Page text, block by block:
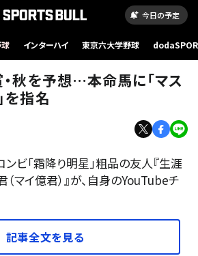
今日の予定
インターハイ 東京六大学野球
秋を予想…本命馬に「マス
を指名
ビ「霜降り明星」粗品の友人『生涯
マイ億君）』が、自身のYouTubeチ
記事全文を見る